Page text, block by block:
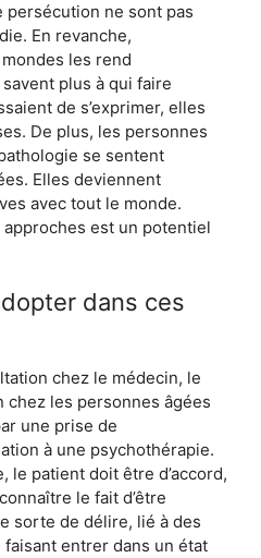
ne sont pas
En revanche,
les rend
plus à qui faire
de s’exprimer, elles
De plus, les personnes
se sentent
Elles deviennent
avec tout le monde.
est un potentiel
dans ces
chez le médecin, le
les personnes âgées
une prise de
à une psychothérapie.
le patient doit être d’accord,
le fait d’être
sorte de délire, lié à des
entrer dans un état